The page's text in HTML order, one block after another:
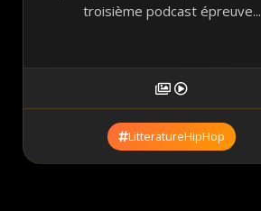
troisième podcast épreuve...
LitteratureHipHop